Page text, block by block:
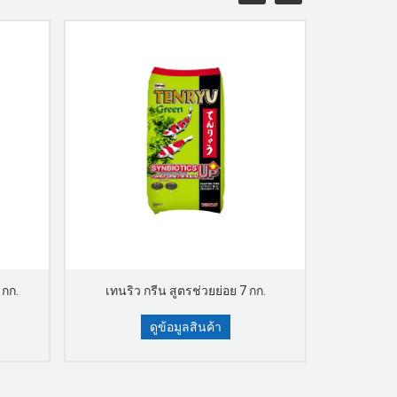
ก. เทนริว กรีน สูตรช่วยย่อย 7 กก.
ดูข้อมูลสินค้า